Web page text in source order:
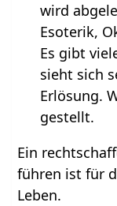
wird
Esoterik,
Es gibt
sieht sich
Erlösung.
gestellt.
Ein
führen ist für
Leben.